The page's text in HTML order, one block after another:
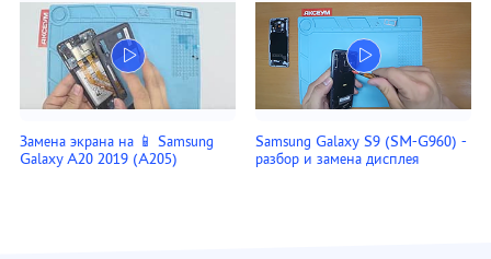
Замена экрана на 📱 Samsung
Galaxy A20 2019 (A205)
Samsung Galaxy S9 (SM-G960) -
разбор и замена дисплея